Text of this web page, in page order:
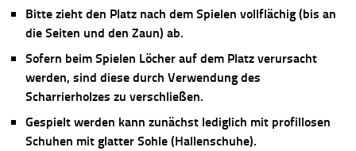
Bitte zieht den Platz nach dem Spielen vollflächig (bis an
die Seiten und den Zaun) ab.
Sofern beim Spielen Löcher auf dem Platz verursacht
werden, sind diese durch Verwendung des
Scharrierholzes zu verschließen.
Gespielt werden kann zunächst lediglich mit profillosen
Schuhen mit glatter Sohle (Hallenschuhe).